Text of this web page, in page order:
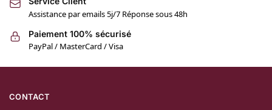
Assistance par emails 5j/7 Réponse sous 48h
Paiement 100% sécurisé
PayPal / MasterCard / Visa
CONTACT